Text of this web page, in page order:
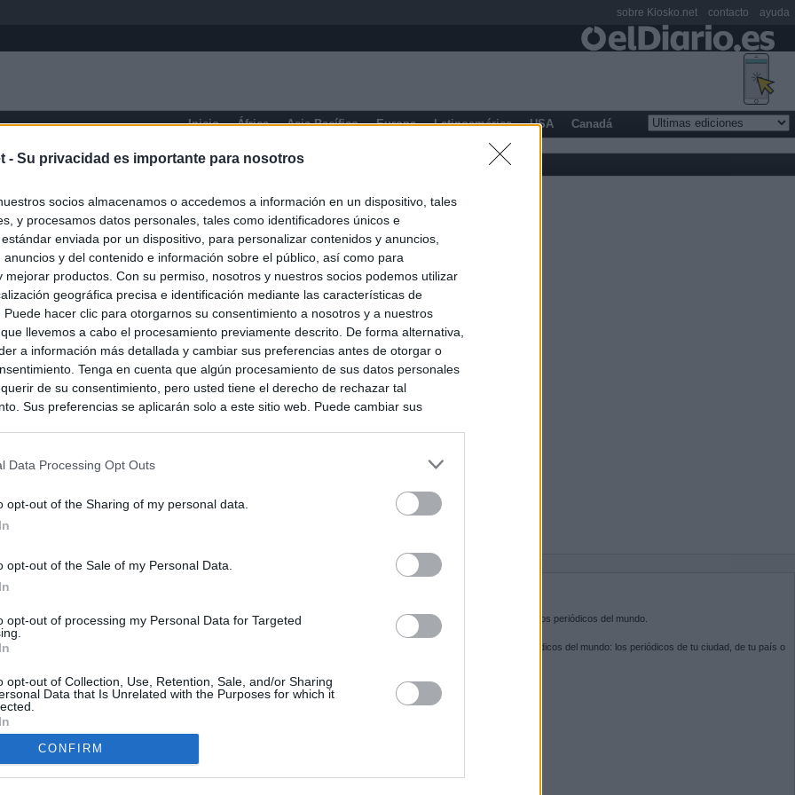
- Su privacidad es importante para nosotros
socios almacenamos o accedemos a información en un dispositivo, tales
y procesamos datos personales, tales como identificadores únicos e
enviada por un dispositivo, para personalizar contenidos y anuncios,
anuncios y del contenido e información sobre el público, así como para
mejorar productos. Con su permiso, nosotros y nuestros socios podemos utilizar
geográfica precisa e identificación mediante las características de
Puede hacer clic para otorgarnos su consentimiento a nosotros y a nuestros
llevemos a cabo el procesamiento previamente descrito. De forma alternativa,
a información más detallada y cambiar sus preferencias antes de otorgar o
Tenga en cuenta que algún procesamiento de sus datos personales
de su consentimiento, pero usted tiene el derecho de rechazar tal
Sus preferencias se aplicarán solo a este sitio web. Puede cambiar sus
Data Processing Opt Outs
opt-out of the Sharing of my personal data.
opt-out of the Sale of my Personal Data.
opt-out of processing my Personal Data for Targeted
opt-out of Collection, Use, Retention, Sale, and/or Sharing
Data that Is Unrelated with the Purposes for which it
CONFIRM
Inicio África Asia-Pacífico Europa Latinoamérica USA Canadá
Miranda
entre los viajeros procedentes de Italia por los nuevos
esperábamos peor"
controles a los viajeros procedentes de Italia tras el rechazo de
de la embestida de Meloni contra España por la crisis de Ceuta
en directo | Los primeros viajeros que llegan desde Italia
Kiosko.net es la puerta de entrada a los periódicos del mundo.
Navega por las portadas de los periódicos del mundo: los periódicos de tu ciudad, de tu país o
SÍGUENOS
sobre Kiosko.net contacto ayuda